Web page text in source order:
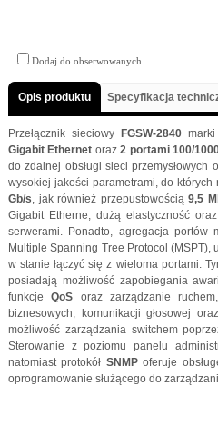
Dodaj do obserwowanych
Opis produktu Specyfikacja
Przełącznik sieciowy FGSW-2840 marki
Gigabit Ethernet oraz2 portami 100/
do zdalnej obsługi sieci
wysokiej jakości parametrami, do
Gb/s, jak również przepustowością 9,5
Gigabit Etherne, dużą elastyczność
serwerami. Ponadto, agregacja
Multiple Spanning Tree Protocol
w stanie łączyć się z wieloma portami.
posiadają możliwość zapobiegania
funkcjeQoS oraz zarządzanie
biznesowych, komunikacji głosowej
możliwość zarządzania switchem
Sterowanie z poziomu panelu
natomiast protokół SNMPoferuje
oprogramowanie służącego do